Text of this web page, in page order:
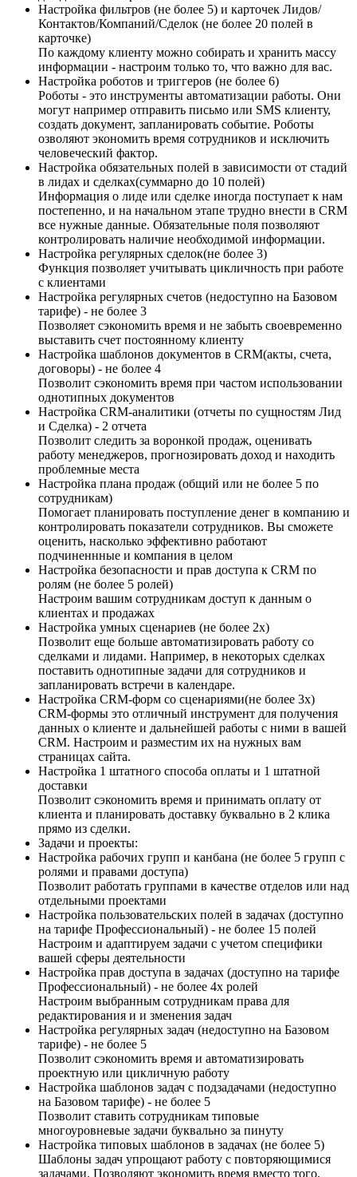
Настройка фильтров (не более 5) и карточек Лидов/
Контактов/Компаний/Сделок (не более 20 полей в
карточке)
По каждому клиенту можно собирать и хранить массу
информации - настроим только то, что важно для вас.
Настройка роботов и триггеров (не более 6)
Роботы - это инструменты автоматизации работы. Они
могут например отправить письмо или SMS клиенту,
создать документ, запланировать событие. Роботы
озволяют экономить время сотрудников и исключить
человеческий фактор.
Настройка обязательных полей в зависимости от стадий
в лидах и сделках(суммарно до 10 полей)
Информация о лиде или сделке иногда поступает к нам
постепенно, и на начальном этапе трудно внести в CRM
все нужные данные. Обязательные поля позволяют
контролировать наличие необходимой информации.
Настройка регулярных сделок(не более 3)
Функция позволяет учитывать цикличность при работе
с клиентами
Настройка регулярных счетов (недоступно на Базовом
тарифе) - не более 3
Позволяет сэкономить время и не забыть своевременно
выставить счет постоянному клиенту
Настройка шаблонов документов в CRM(акты, счета,
договоры) - не более 4
Позволит сэкономить время при частом использовании
однотипных документов
Настройка CRM-аналитики (отчеты по сущностям Лид
и Сделка) - 2 отчета
Позволит следить за воронкой продаж, оценивать
работу менеджеров, прогнозировать доход и находить
проблемные места
Настройка плана продаж (общий или не более 5 по
сотрудникам)
Помогает планировать поступление денег в компанию и
контролировать показатели сотрудников. Вы сможете
оценить, насколько эффективно работают
подчиненнные и компания в целом
Настройка безопасности и прав доступа к CRM по
ролям (не более 5 ролей)
Настроим вашим сотрудникам доступ к данным о
клиентах и продажах
Настройка умных сценариев (не более 2х)
Позволит еще больше автоматизировать работу со
сделками и лидами. Например, в некоторых сделках
поставить однотипные задачи для сотрудников и
запланировать встречи в календаре.
Настройка CRM-форм со сценариями(не более 3х)
CRM-формы это отличный инструмент для получения
данных о клиенте и дальнейшей работы с ними в вашей
CRM. Настроим и разместим их на нужных вам
страницах сайта.
Настройка 1 штатного способа оплаты и 1 штатной
доставки
Позволит сэкономить время и принимать оплату от
клиента и планировать доставку буквально в 2 клика
прямо из сделки.
Задачи и проекты:
Настройка рабочих групп и канбана (не более 5 групп с
ролями и правами доступа)
Позволит работать группами в качестве отделов или над
отдельными проектами
Настройка пользовательских полей в задачах (доступно
на тарифе Профессиональный) - не более 15 полей
Настроим и адаптируем задачи с учетом специфики
вашей сферы деятельности
Настройка прав доступа в задачах (доступно на тарифе
Профессиональный) - не более 4х ролей
Настроим выбранным сотрудникам права для
редактирования и и зменения задач
Настройка регулярных задач (недоступно на Базовом
тарифе) - не более 5
Позволит сэкономить время и автоматизировать
проектную или цикличную работу
Настройка шаблонов задач с подзадачами (недоступно
на Базовом тарифе) - не более 5
Позволит ставить сотрудникам типовые
многоуровневые задачи буквально за пинуту
Настройка типовых шаблонов в задачах (не более 5)
Шаблоны задач упрощают работу с повторяющимися
задачами. Позволяют экономить время вместо того,